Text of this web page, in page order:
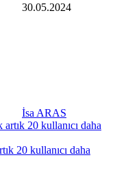
30.05.2024
İsa ARAS
20 kullanıcı daha